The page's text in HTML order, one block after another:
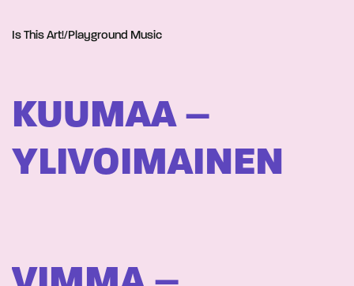
Is This Art!/Playground Music
KUUMAA –
YLIVOIMAINEN